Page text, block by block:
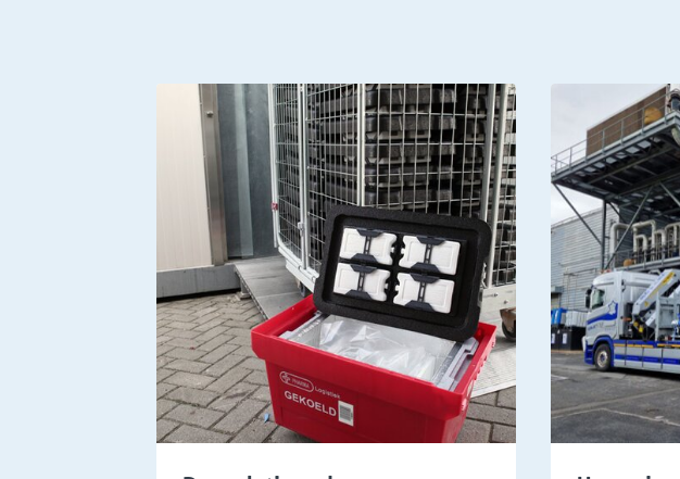
Connaissances